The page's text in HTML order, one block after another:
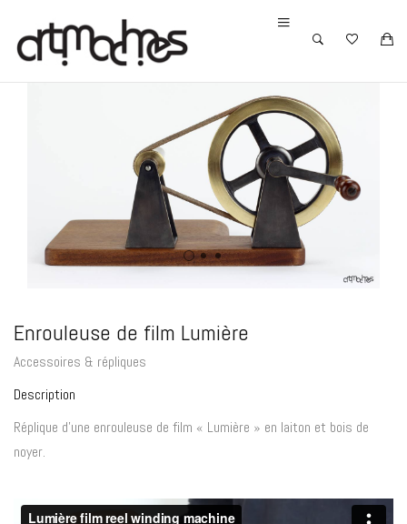
Enrouleuse de film Lumière
Accessoires & répliques
Description
Réplique d’une enrouleuse de film « Lumière » en laiton et bois de
noyer.